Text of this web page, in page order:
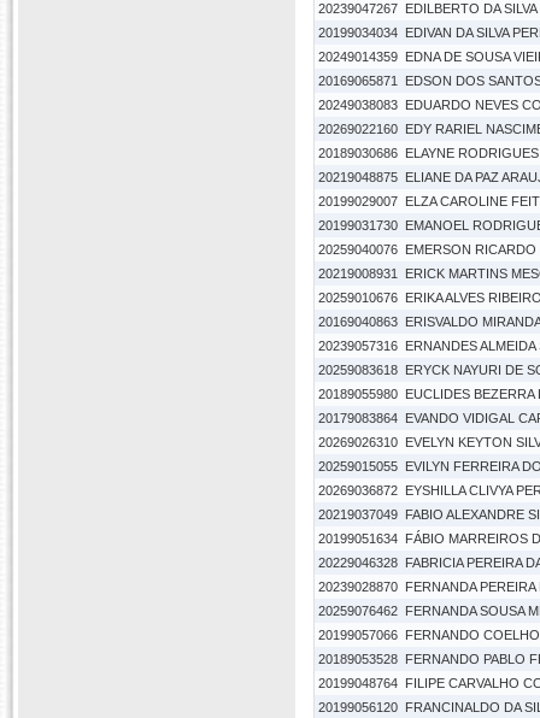
20239047267 EDILBERTO DA
20199034034 EDIVAN DA SILVA
20249014359 EDNA DE SOUSA
20169065871
EDSON DOS
20249038083 EDUARDO NEVES
20269022160 EDY RARIEL
20189030686 ELAYNE
20219048875 ELIANE DA PAZ
20199029007 ELZA CAROLINE
20199031730 EMANOEL
20259040076 EMERSON
20219008931
ERICK MARTINS
20259010676 ERIKA ALVES
20169040863 ERISVALDO
20239057316 ERNANDES ALMEIDA
20259083618 ERYCK NAYURI DE
20189055980 EUCLIDES BEZERRA
20179083864 EVANDO VIDIGAL
20269026310 EVELYN KEYTON
20259015055 EVILYN FERREIRA
20269036872 EYSHILLA CLIVYA
20219037049 FABIO ALEXANDRE
20199051634 FÁBIO MARREIROS
20229046328 FABRICIA PEREIRA
20239028870 FERNANDA PEREIRA
20259076462 FERNANDA SOUSA
20199057066 FERNANDO COELHO
20189053528 FERNANDO PABLO
20199048764 FILIPE CARVALHO
20199056120 FRANCINALDO DA